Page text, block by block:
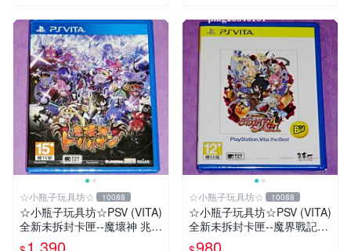
☆小瓶子玩具坊☆ 10088
☆小瓶子玩具坊☆PSV (VITA)
全新未拆封卡匣--魔壞神 兆力
翁 (亞版日文版)
☆小瓶子玩具坊☆ 10088
☆小瓶子玩具坊☆PSV (VITA)
全新未拆封卡匣--魔界戰記4
Return (THE BEST版)